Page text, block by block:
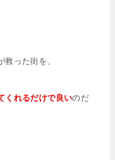
った街を、
くれるだけで良いのだ